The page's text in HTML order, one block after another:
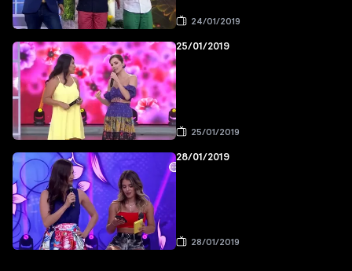
24/01/2019
25/01/2019
25/01/2019
28/01/2019
28/01/2019